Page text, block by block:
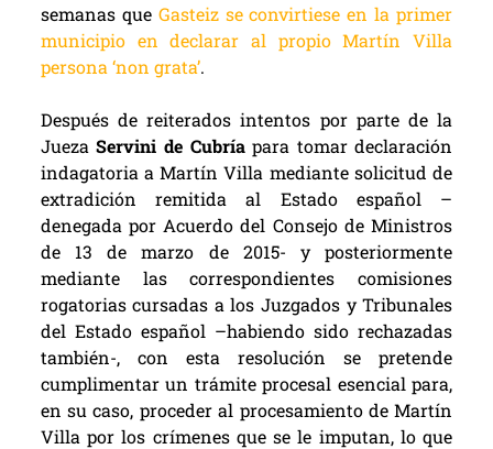
semanas que Gasteiz se convirtiese en la primer
municipio en declarar al propio Martín Villa
persona ‘non grata’.
Después de reiterados intentos por parte de la
JuezaServini de Cubríapara tomar declaración
indagatoria a Martín Villa mediante solicitud de
extradición remitida al Estado español –
denegada por Acuerdo del Consejo de Ministros
de 13 de marzo de 2015- y posteriormente
mediante las correspondientes comisiones
rogatorias cursadas a los Juzgados y Tribunales
del Estado español –habiendo sido rechazadas
también-, con esta resolución se pretende
cumplimentar un trámite procesal esencial para,
en su caso, proceder al procesamiento de Martín
Villa por los crímenes que se le imputan, lo que